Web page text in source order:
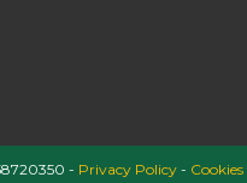
- Privacy Policy -